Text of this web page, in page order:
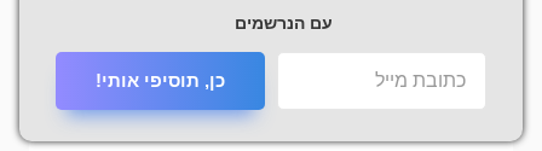
מומלץ על ידי Aimee מ-Snap Happy Travel
עם הנרשמים
כן, תוסיפי אותי!